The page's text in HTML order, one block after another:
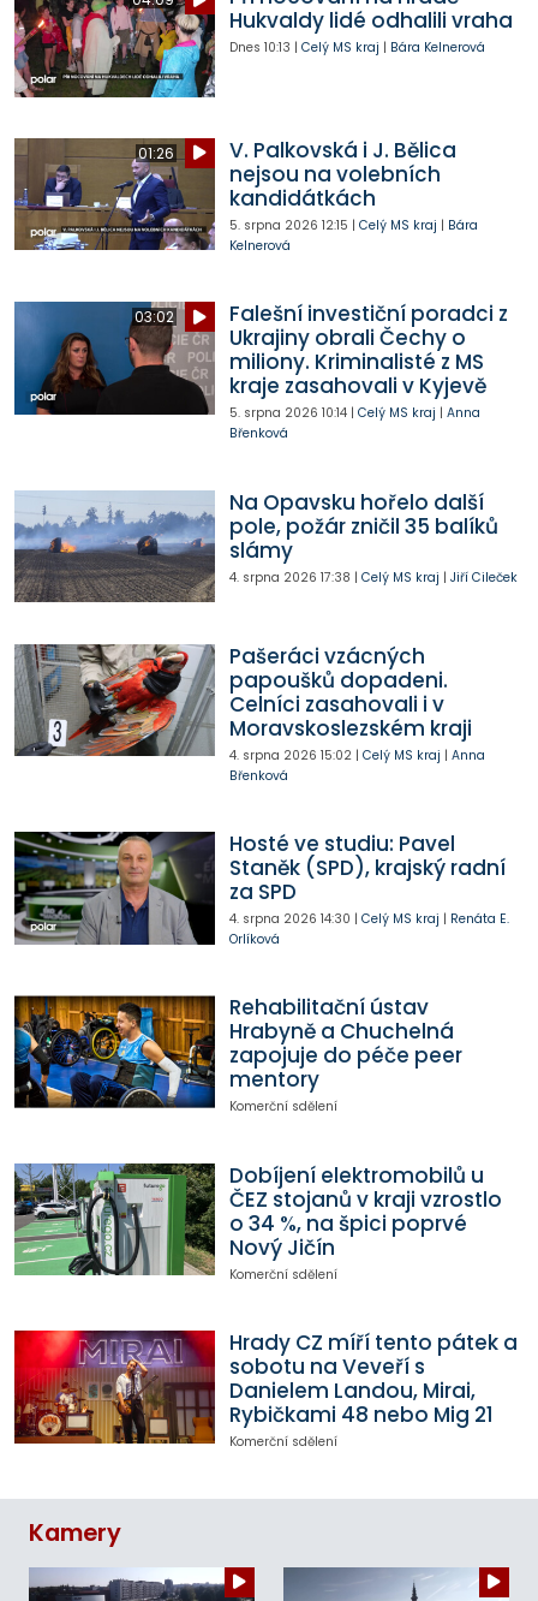
Hukvaldy lidé odhalili vraha
Dnes 10:13 | Celý MS kraj | Bára Kelnerová
01:26
V. Palkovská i J. Bělica
nejsou na volebních
kandidátkách
5. srpna 2026 12:15 | Celý MS kraj | Bára
Kelnerová
03:02
Falešní investiční poradci z
Ukrajiny obrali Čechy o
miliony. Kriminalisté z MS
kraje zasahovali v Kyjevě
5. srpna 2026 10:14| Celý MS kraj | Anna
Břenková
Na Opavsku hořelo další
pole, požár zničil 35 balíků
slámy
4. srpna 2026 17:38 | Celý MS kraj | Jiří Cileček
Pašeráci vzácných
papoušků dopadeni.
Celníci zasahovali i v
Moravskoslezském kraji
4. srpna 2026 15:02| Celý MS kraj | Anna
Břenková
Hosté ve studiu: Pavel
Staněk (SPD), krajský radní
za SPD
4. srpna 2026 14:30 | Celý MS kraj | Renáta E.
Orlíková
Rehabilitační ústav
Hrabyně a Chuchelná
zapojuje do péče peer
mentory
Komerční sdělení
Dobíjení elektromobilů u
ČEZ stojanů v kraji vzrostlo
o 34 %, na špici poprvé
Nový Jičín
Komerční sdělení
Hrady CZ míří tento pátek a
sobotu na Veveří s
Danielem Landou, Mirai,
Rybičkami 48 nebo Mig 21
Komerční sdělení
Kamery